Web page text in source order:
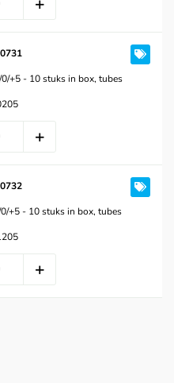
+5 - 10 stuks in box, tubes
+5 - 10 stuks in box, tubes